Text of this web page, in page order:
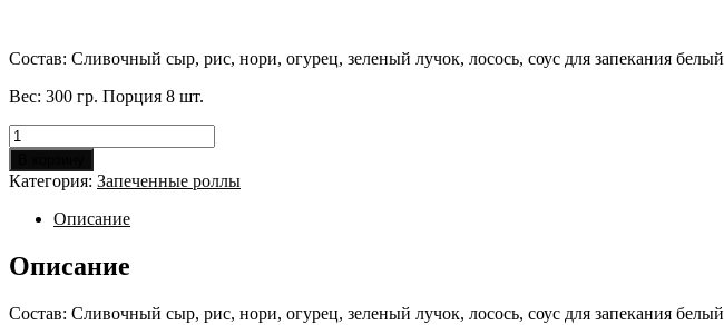
Состав: Сливочный сыр, рис, нори, огурец, зеленый лучок, лосось, соус для запекания белый
Вес: 300 гр. Порция 8 шт.
Количество
товара
Запеченный
лосось
Категория: Запеченные роллы
Описание
Описание
Состав: Сливочный сыр, рис, нори, огурец, зеленый лучок, лосось, соус для запекания белый